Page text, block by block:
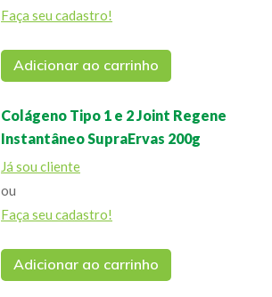
Faça seu cadastro!
Adicionar ao carrinho
Colágeno Tipo 1 e 2 Joint Regene
Instantâneo SupraErvas 200g
Já sou cliente
ou
Faça seu cadastro!
Adicionar ao carrinho